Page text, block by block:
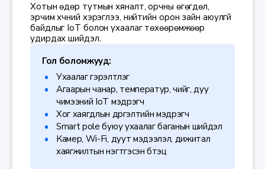
Хотын өдөр тутмын хяналт, орчны өгөгдөл,
эрчим хүчний хэрэглээ, нийтийн орон зайн аюулгүй
байдлыг IoT болон ухаалаг төхөөрөмжөөр
удирдах шийдэл.
Гол боломжууд:
Ухаалаг гэрэлтүүлэг
Агаарын чанар, температур, чийг, дуу
чимээний IoT мэдрэгч
Хог хаягдлын дүүргэлтийн мэдрэгч
Smart pole буюу ухаалаг баганын шийдэл
Камер, Wi-Fi, дуут мэдээлэл, дижитал
хаягжилтын нэгтгэсэн бүтэц